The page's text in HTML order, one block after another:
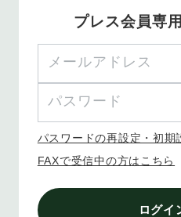
プレス会員専
パスワードの再設定・初期
FAXで受信中の方はこちら
ログイ